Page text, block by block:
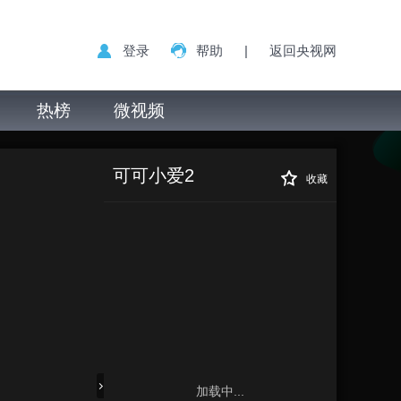
登录 帮助 | 返回央视网
热榜 微视频
可可小爱2 收藏
加载中...